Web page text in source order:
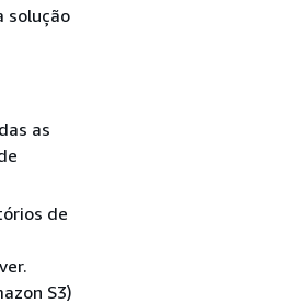
solução
as
de
S3)